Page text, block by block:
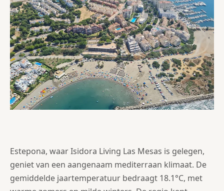
Estepona, waar Isidora Living Las Mesas is gelegen,
geniet van een aangenaam mediterraan klimaat. De
gemiddelde jaartemperatuur bedraagt 18.1°C, met